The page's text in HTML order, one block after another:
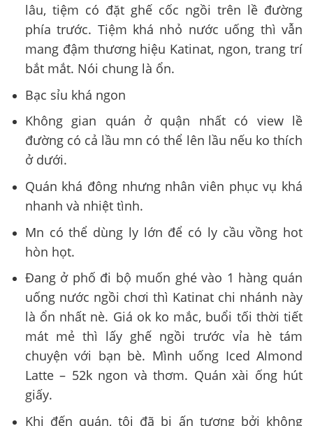
lâu, tiệm có đặt ghế cốc ngồi trên lề đường
phía trước. Tiệm khá nhỏ nước uống thì vẫn
mang đậm thương hiệu Katinat, ngon, trang trí
bắt mắt. Nói chung là ổn.
Bạc sỉu khá ngon
Không gian quán ở quận nhất có view lề
đường có cả lầu mn có thể lên lầu nếu ko thích
ở dưới.
Quán khá đông nhưng nhân viên phục vụ khá
nhanh và nhiệt tình.
Mn có thể dùng ly lớn để có ly cầu vồng hot
hòn họt.
Đang ở phố đi bộ muốn ghé vào 1 hàng quán
uống nước ngồi chơi thì Katinat chi nhánh này
là ổn nhất nè. Giá ok ko mắc, buổi tối thời tiết
mát mẻ thì lấy ghế ngồi trước vỉa hè tám
chuyện với bạn bè. Mình uống Iced Almond
Latte – 52k ngon và thơm. Quán xài ống hút
giấy.
Khi đến quán, tôi đã bị ấn tượng bởi không